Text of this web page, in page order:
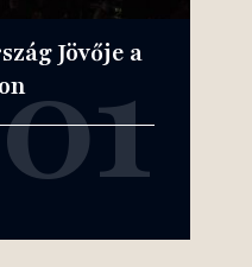
Jövője a